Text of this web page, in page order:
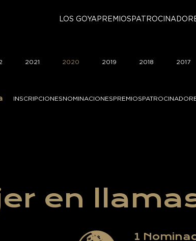
LOS GOYA PREMIOS
2021 2020 2019 2018 2017
INSCRIPCIONESNOMINACIONESPREMIOS
en
1